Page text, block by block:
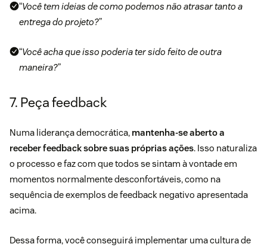
“Você tem ideias de como podemos não atrasar tanto a
entrega do projeto?”
“Você acha que isso poderia ter sido feito de outra
maneira?”
7. Peça feedback
Numa liderança democrática, mantenha-se aberto a
receber feedback sobre suas próprias ações. Isso naturaliza
o processo e faz com que todos se sintam à vontade em
momentos normalmente desconfortáveis, como na
sequência de exemplos de feedback negativo apresentada
acima.
Dessa forma, você conseguirá implementar uma cultura de